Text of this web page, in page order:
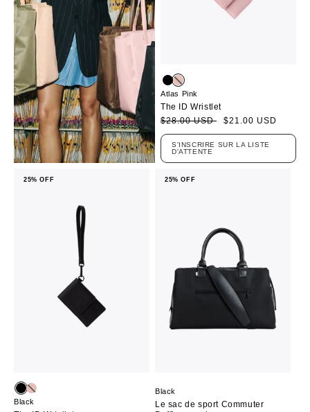
Atlas Pink
The ID Wristlet
Prix
soldé
Prix
habituel
$28.00 USD $21.00 USD
S'INSCRIRE SUR LA LISTE
D'ATTENTE
25% OFF
Black
25% OFF
Black
Le sac de sport Commuter